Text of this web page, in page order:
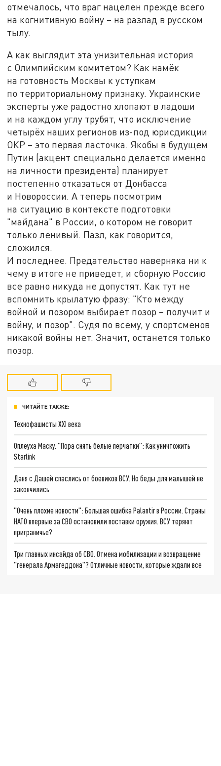
отмечалось, что враг нацелен прежде всего
на когнитивную войну – на разлад в русском
тылу.
А как выглядит эта унизительная история
с Олимпийским комитетом? Как намёк
на готовность Москвы к уступкам
по территориальному признаку. Украинские
эксперты уже радостно хлопают в ладоши
и на каждом углу трубят, что исключение
четырёх наших регионов из-под юрисдикции
ОКР – это первая ласточка. Якобы в будущем
Путин (акцент специально делается именно
на личности президента) планирует
постепенно отказаться от Донбасса
и Новороссии. А теперь посмотрим
на ситуацию в контексте подготовки
"майдана" в России, о котором не говорит
только ленивый. Пазл, как говорится,
сложился.
И последнее. Предательство наверняка ни к
чему в итоге не приведет, и сборную Россию
все равно никуда не допустят. Как тут не
вспомнить крылатую фразу: "Кто между
войной и позором выбирает позор – получит и
войну, и позор". Судя по всему, у спортсменов
никакой войны нет. Значит, останется только
позор.
ЧИТАЙТЕ ТАКЖЕ:
Технофашисты XXI века
Оплеуха Маску. "Пора снять белые перчатки": Как уничтожить
Starlink
Даня с Дашей спаслись от боевиков ВСУ. Но беды для малышей не
закончились
"Очень плохие новости": Большая ошибка Palantir в России. Страны
НАТО впервые за СВО остановили поставки оружия. ВСУ теряют
приграничье?
Три главных инсайда об СВО. Отмена мобилизации и возвращение
"генерала Армагеддона"? Отличные новости, которые ждали все